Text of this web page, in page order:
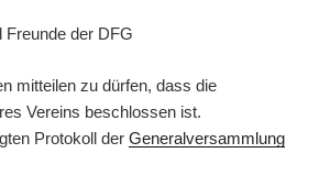
Freunde der DFG
mitteilen zu dürfen, dass die
Vereins beschlossen ist.
Protokoll der Generalversammlung